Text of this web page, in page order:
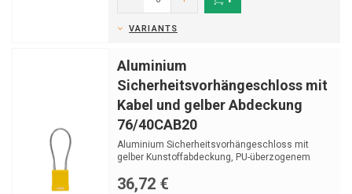
VARIANTS
Aluminium
Sicherheitsvorhängeschloss mit
Kabel und gelber Abdeckung
76/40CAB20
Aluminium Sicherheitsvorhängeschloss mit
gelber Kunstoffabdeckung, PU-überzogenem
36,72 €